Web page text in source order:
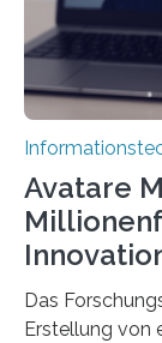
Avatare
Das
Erstellung von